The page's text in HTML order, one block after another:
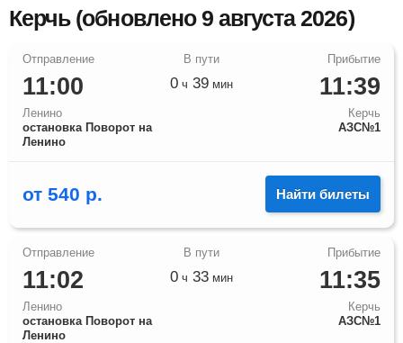
Керчь (обновлено 9 августа 2026)
11:00
Ленино
остановка Поворот на
Ленино
11:39
Керчь
АЗС№1
0 ч 39 мин
от 540 р. Найти билеты
11:02
Ленино
остановка Поворот на
Ленино
11:35
Керчь
АЗС№1
0 ч 33 мин